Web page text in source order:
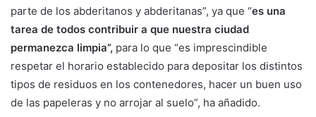
parte de los abderitanos y abderitanas”, ya que “es una
tarea de todos contribuir a que nuestra ciudad
permanezca limpia”, para lo que “es imprescindible
respetar el horario establecido para depositar los distintos
tipos de residuos en los contenedores, hacer un buen uso
de las papeleras y no arrojar al suelo”, ha añadido.